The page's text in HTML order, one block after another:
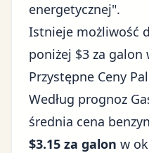
energetycznej".
Istnieje możliwość
poniżej $3 za galon
Przystępne Ceny
Według prognoz
średnia cena
$3.15 za galon w